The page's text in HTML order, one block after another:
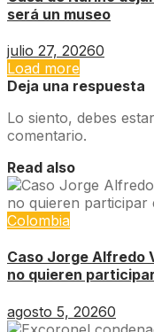
será un museo
julio 27, 20260
Load more
Deja una respuesta
Lo siento, debes estar
comentario.
Read also
Colombia
Caso Jorge Alfredo
no quieren
agosto 5, 20260